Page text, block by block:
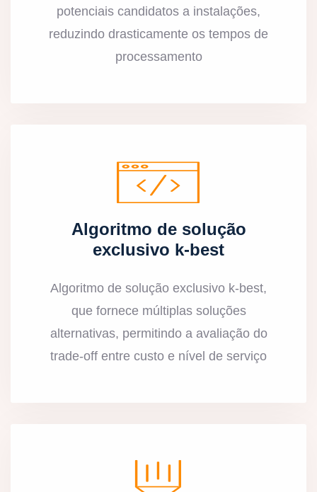
potenciais candidatos a instalações,
reduzindo drasticamente os tempos de
processamento
Algoritmo de solução
exclusivo k-best
Algoritmo de solução exclusivo k-best,
que fornece múltiplas soluções
alternativas, permitindo a avaliação do
trade-off entre custo e nível de serviço